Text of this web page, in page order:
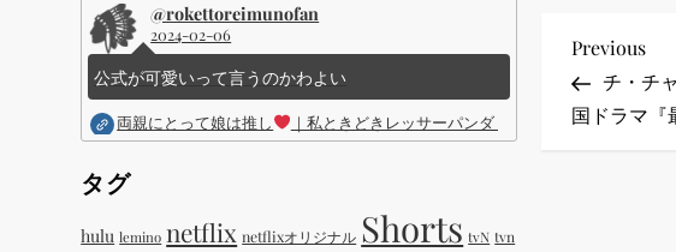
投
稿
Previous
Post
Previous
チ・チ
国ドラマ『
@rokettoreimunofan
2024-02-06
公式が可愛いって言うのかわよい
両親にとって娘は推し ｜私ときどきレッサーパンダ ｜Disney (ディズニープ
タグ
hulu lemino netflix netflixオリジナル Shorts tvN tvn